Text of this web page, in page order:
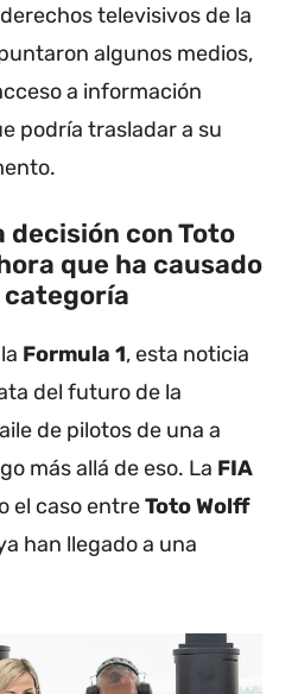
televisivos de la
algunos medios,
a información
podría trasladar a su
decisión con Toto
que ha causado
categoría
Formula 1, esta noticia
del futuro de la
de pilotos de una a
más allá de eso. La FIA
el caso entreToto Wolff
han llegado a una